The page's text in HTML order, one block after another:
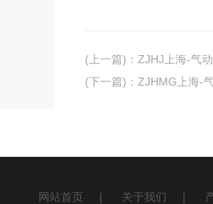
(上一篇) ： ZJHJ上海-气
(下一篇) ： ZJHMG上海-
网站首页 | 关于我们 |